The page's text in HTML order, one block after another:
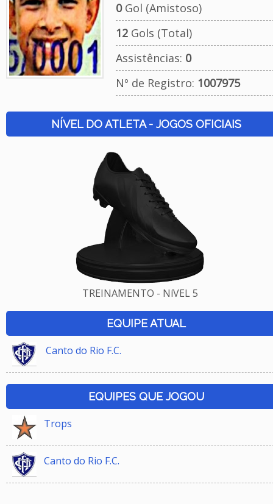
0Gol (Amistoso)
12Gols (Total)
Assistências: 0
Nº de Registro: 1007975
NÍVEL DO ATLETA - JOGOS OFICIAIS
TREINAMENTO - NíVEL 5
EQUIPE ATUAL
Canto do Rio F.C.
EQUIPES QUE JOGOU
Trops
Canto do Rio F.C.